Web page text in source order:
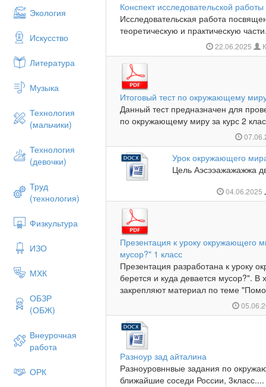
Экология
Искусство
Литература
Музыка
Технология
(мальчики)
Технология
(девочки)
Труд
(технология)
Физкультура
ИЗО
МХК
ОБЗР
(ОБЖ)
Внеурочная
работа
ОРК
Конспект исследовательской
Исследовательская работа
теоретическую и практическую
22.06.2025
Итоговый тест по окружающему
Данный тест предназначен для
по окружающему миру за курс 2
Урок окружающего
Цель Аэсээажажажжа
04.06.2025
Презентация к уроку окружающего
мусор?" 1 класс
Презентация разработана к уроку
берется и куда девается мусор?".
закрепляют материал по теме
Разноур зад айталина
Разноуровннвые задания по
ближайшие соседи России, 3класс....